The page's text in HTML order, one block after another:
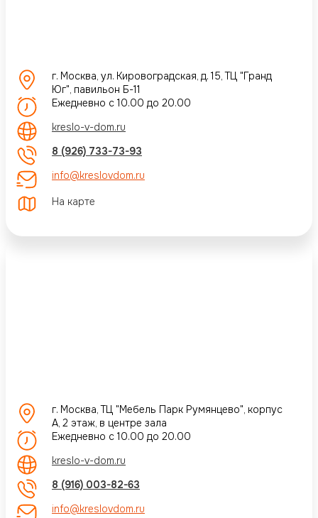
г. Москва, ул. Кировоградская, д. 15, ТЦ "Гранд
Юг", павильон Б-11
Ежедневно с 10.00 до 20.00
kreslo-v-dom.ru
8 (926) 733-73-93
info@kreslovdom.ru
На карте
г. Москва, ТЦ "Мебель Парк Румянцево", корпус
А, 2 этаж, в центре зала
Ежедневно с 10.00 до 20.00
kreslo-v-dom.ru
8 (916) 003-82-63
info@kreslovdom.ru